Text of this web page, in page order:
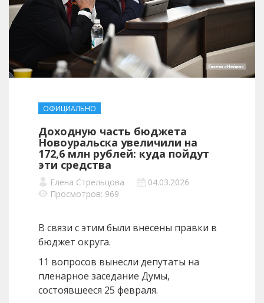
ОФИЦИАЛЬНО
Доходную часть бюджета
Новоуральска увеличили на
172,6 млн рублей: куда пойдут
эти средства
Елена Стрельцова
04.03.2026
Просмотров: 969
В связи с этим были внесены правки в
бюджет округа.
11 вопросов вынесли депутаты на
пленарное заседание Думы,
состоявшееся 25 февраля.